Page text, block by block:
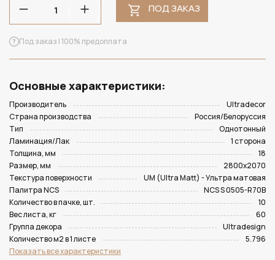
ПОД ЗАКАЗ
Под заказ | 100% предоплата
Основные характеристики:
Производитель
Ultradecor
Страна производства
Россия/Белоруссия
Тип
Однотонный
Ламинация/Лак
1 сторона
Толщина, мм
18
Размер, мм
2800х2070
Текстура поверхности
UM (Ultra Matt) - Ультра матовая
Палитра NCS
NCS S 0505-R70B
Количество в пачке, шт.
10
Вес листа, кг
60
Группа декора
Ultradesign
Количество м2 в 1 листе
5.796
Показать все характеристики